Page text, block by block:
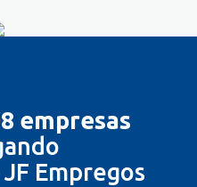
empresas
Empregos